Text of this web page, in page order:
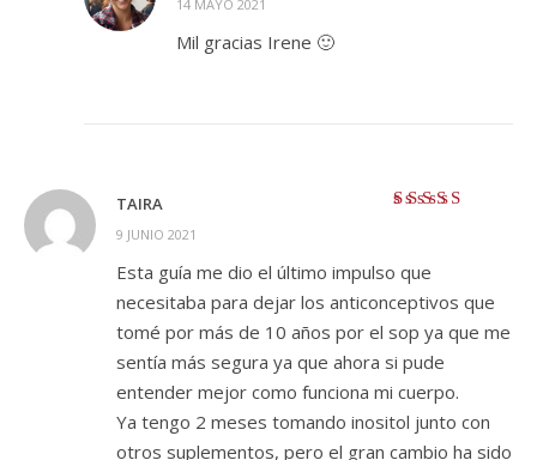
¡LA INSIGNIA DE LA «PERSONA REAL»!
ANTI-SPAM BY CLEANTALK
14 MAYO 2021
Mil gracias Irene 🙂
TAIRA
9 JUNIO 2021
Esta guía me dio el último impulso que
necesitaba para dejar los anticonceptivos que
tomé por más de 10 años por el sop ya que me
sentía más segura ya que ahora si pude
entender mejor como funciona mi cuerpo.
Ya tengo 2 meses tomando inositol junto con
otros suplementos, pero el gran cambio ha sido